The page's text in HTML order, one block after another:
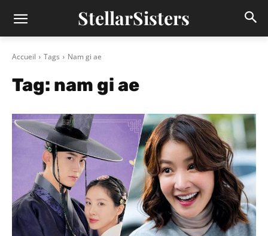
StellarSisters
Accueil Tags Nam gi ae
Tag: nam gi ae